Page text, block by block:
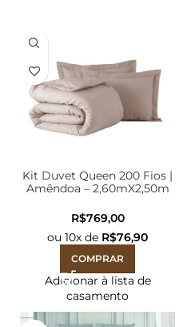
Kit Duvet Queen 200 Fios |
Amêndoa – 2,60mX2,50m
R$
ou 10x de R$76,90
COMPRAR
Adicionar à lista de
casamento